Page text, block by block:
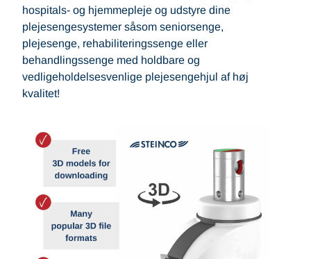
hospitals- og hjemmepleje og udstyre dine
plejesengesystemer såsom seniorsenge,
plejesenge, rehabiliteringssenge eller
behandlingssenge med holdbare og
vedligeholdelsesvenlige plejesengehjul af høj
kvalitet!